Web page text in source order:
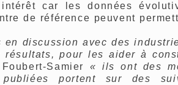
car les données
de référence peuvent
en discussion avec des
résultats, pour les aider à
Samier « ils ont des
publiées portent sur des